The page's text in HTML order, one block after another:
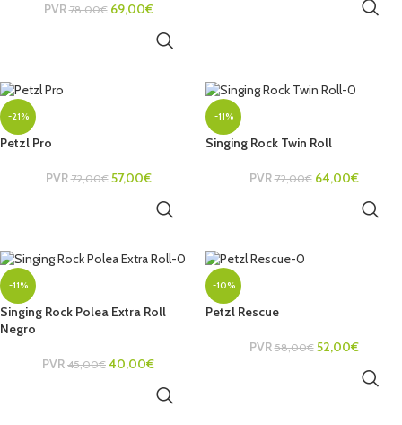
PVR 78,00€ 69,00€
-21%
Petzl Pro
PVR 72,00€ 57,00€
-11%
Singing Rock Twin Roll
PVR 72,00€ 64,00€
-11%
Singing Rock Polea Extra Roll
Negro
PVR 45,00€ 40,00€
-10%
Petzl Rescue
PVR 58,00€ 52,00€